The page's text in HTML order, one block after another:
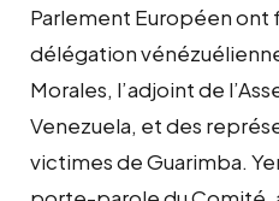
Parlement Européen ont
délégation
Morales, l’adjoint de
Venezuela, et des
victimes de Guarimba.